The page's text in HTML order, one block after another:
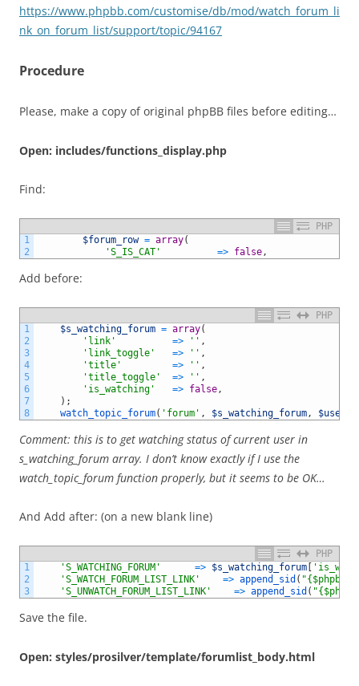
https://www.phpbb.com/customise/db/mod/watch_forum_li
nk_on_forum_list/support/topic/94167
Procedure
Please, make a copy of original phpBB files before editing…
Open: includes/functions_display.php
Find:
PHP
1
2
$forum_row = array(
'S_IS_CAT'
=> false,
Add before:
PHP
1
2
3
4
5
6
7
8
$s_watching_forum = array(
'link'
=> '' ,
'link_toggle'
=> '' ,
'title'
=> '' ,
'title_toggle'
=> '' ,
'is_watching'
=> false,
) ;
watch_topic_forum( 'forum' , $s_watching_forum, $user
Comment: this is to get watching status of current user in
s_watching_forum array. I don’t know exactly if I use the
watch_topic_forum function properly, but it seems to be OK…
And Add after: (on a new blank line)
PHP
1
2
3
'S_WATCHING_FORUM' => $s_watching_forum [
'S_WATCH_FORUM_LIST_LINK'
=> append_sid (
'S_UNWATCH_FORUM_LIST_LINK'
=> append_sid (
Save the file.
Open: styles/prosilver/template/forumlist_body.html